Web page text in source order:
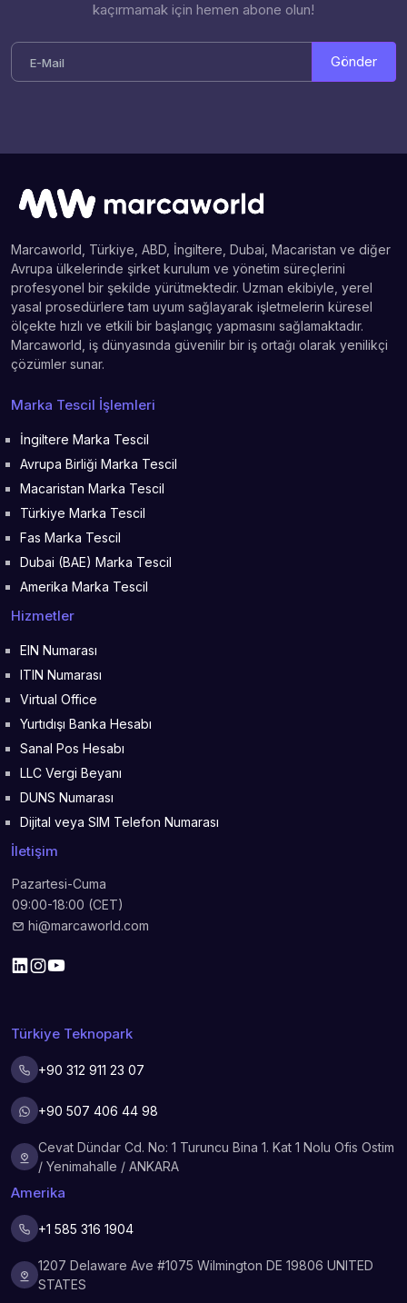
kaçırmamak için hemen abone olun!
Gönder
Marcaworld, Türkiye, ABD, İngiltere, Dubai, Macaristan ve diğer
Avrupa ülkelerinde şirket kurulum ve yönetim süreçlerini
profesyonel bir şekilde yürütmektedir. Uzman ekibiyle, yerel
yasal prosedürlere tam uyum sağlayarak işletmelerin küresel
ölçekte hızlı ve etkili bir başlangıç yapmasını sağlamaktadır.
Marcaworld, iş dünyasında güvenilir bir iş ortağı olarak yenilikçi
çözümler sunar.
Marka Tescil İşlemleri
İngiltere Marka Tescil
Avrupa Birliği Marka Tescil
Macaristan Marka Tescil
Türkiye Marka Tescil
Fas Marka Tescil
Dubai (BAE) Marka Tescil
Amerika Marka Tescil
Hizmetler
EIN Numarası
ITIN Numarası
Virtual Office
Yurtıdışı Banka Hesabı
Sanal Pos Hesabı
LLC Vergi Beyanı
DUNS Numarası
Dijital veya SIM Telefon Numarası
İletişim
Pazartesi-Cuma
09:00-18:00 (CET)
hi@marcaworld.com
Türkiye Teknopark
+90 312 911 23 07
+90 507 406 44 98
Cevat Dündar Cd. No: 1 Turuncu Bina 1. Kat 1 Nolu Ofis Ostim
/ Yenimahalle / ANKARA
Amerika
+1 585 316 1904
1207 Delaware Ave #1075 Wilmington DE 19806 UNITED
STATES